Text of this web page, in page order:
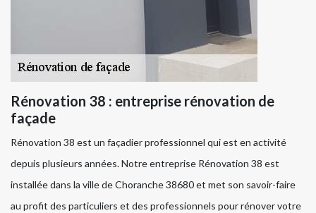
Rénovation 38 : entreprise rénovation de
façade
Rénovation 38 est un façadier professionnel qui est en activité
depuis plusieurs années. Notre entreprise Rénovation 38 est
installée dans la ville de Choranche 38680 et met son savoir-faire
au profit des particuliers et des professionnels pour rénover votre